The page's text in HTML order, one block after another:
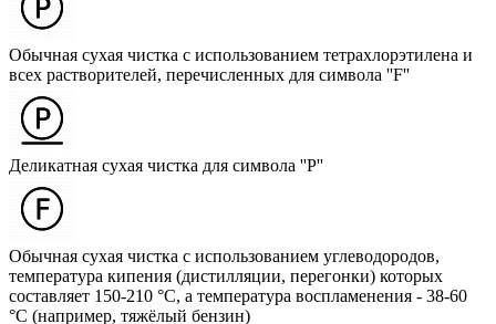
Обычная сухая чистка с использованием тетрахлорэтилена и
всех растворителей, перечисленных для символа ''F''
Деликатная сухая чистка для символа ''P''
Обычная сухая чистка с использованием углеводородов,
температура кипения (дистилляции, перегонки) которых
составляет 150-210 °C, а температура воспламенения - 38-60
°C (например, тяжёлый бензин)